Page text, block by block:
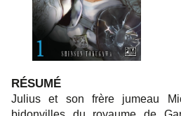
RÉSUMÉ
Julius et son frère jumeau